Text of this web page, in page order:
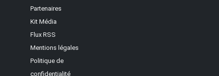
Partenaires
Kit Média
Flux RSS
Mentions légales
Politique de
confidentialité